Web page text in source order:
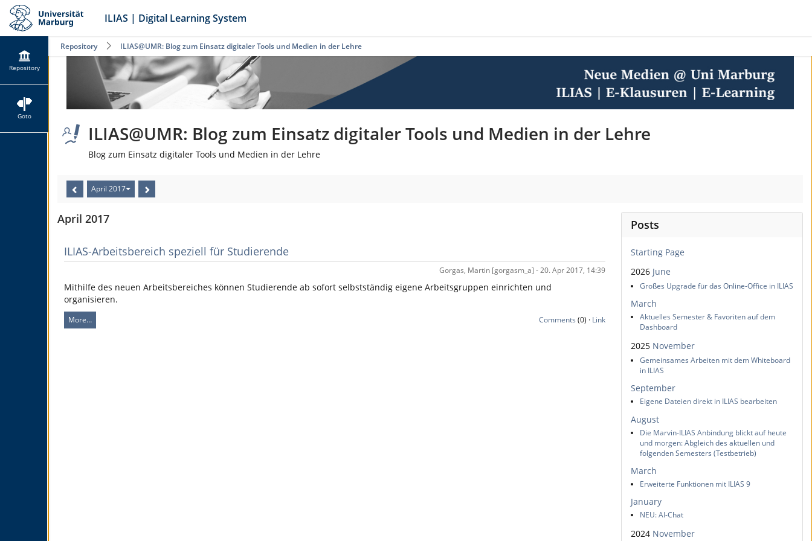
ILIAS | Digital Learning System
Repository
Goto
Repository ILIAS@UMR: Blog zum Einsatz digitaler Tools und Medien in der Lehre
ILIAS@UMR: Blog zum Einsatz digitaler Tools und Medien in der Lehre
Blog zum Einsatz digitaler Tools und Medien in der Lehre
April 2017
April 2017
ILIAS-Arbeitsbereich speziell für Studierende
Gorgas, Martin [gorgasm_a] - 20. Apr 2017, 14:39
Mithilfe des neuen Arbeitsbereiches können Studierende ab sofort selbstständig eigene Arbeitsgruppen einrichten und
organisieren.
More… Comments (0) · Link
Posts
Starting Page
2026 June
Großes Upgrade für das Online-Office in ILIAS
March
Aktuelles Semester & Favoriten auf dem
Dashboard
2025 November
Gemeinsames Arbeiten mit dem Whiteboard
in ILIAS
September
Eigene Dateien direkt in ILIAS bearbeiten
August
Die Marvin-ILIAS Anbindung blickt auf heute
und morgen: Abgleich des aktuellen und
folgenden Semesters (Testbetrieb)
March
Erweiterte Funktionen mit ILIAS 9
January
NEU: AI-Chat
2024 November